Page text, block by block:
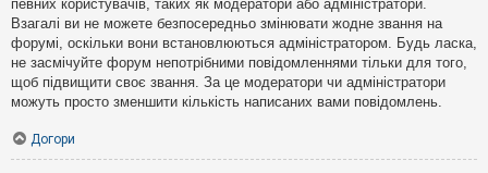
певних користувачів, таких як модератори або адміністратори.
Взагалі ви не можете безпосередньо змінювати жодне звання на
форумі, оскільки вони встановлюються адміністратором. Будь ласка,
не засмічуйте форум непотрібними повідомленнями тільки для того,
щоб підвищити своє звання. За це модератори чи адміністратори
можуть просто зменшити кількість написаних вами повідомлень.
Догори